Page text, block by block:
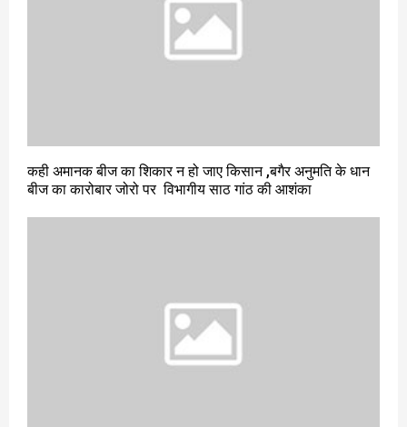
कही अमानक बीज का शिकार न हो जाए किसान ,बगैर अनुमति के धान
बीज का कारोबार जोरो पर विभागीय साठ गांठ की आशंका